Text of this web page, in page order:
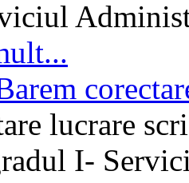
lucrare
I-